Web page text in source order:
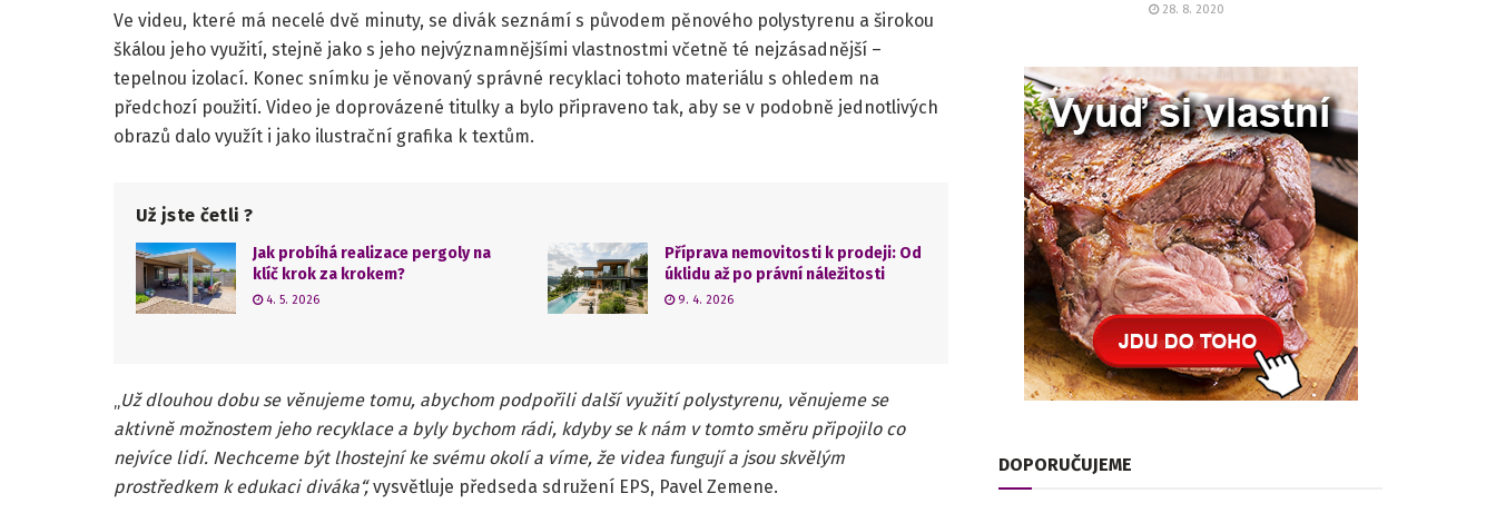
Ve videu, které má necelé dvě minuty, se divák seznámí s původem pěnového polystyrenu a širokou
škálou jeho využití, stejně jako s jeho nejvýznamnějšími vlastnostmi včetně té nejzásadnější –
tepelnou izolací. Konec snímku je věnovaný správné recyklaci tohoto materiálu s ohledem na
předchozí použití. Video je doprovázené titulky a bylo připraveno tak, aby se v podobně jednotlivých
obrazů dalo využít i jako ilustrační grafika k textům.
Už jste četli ?
Jak probíhá realizace pergoly na
klíč krok za krokem?
4. 5. 2026
Příprava nemovitosti k prodeji: Od
úklidu až po právní náležitosti
9. 4. 2026
„Už dlouhou dobu se věnujeme tomu, abychom podpořili další využití polystyrenu, věnujeme se
aktivně možnostem jeho recyklace a byly bychom rádi, kdyby se k nám v tomto směru připojilo co
nejvíce lidí. Nechceme být lhostejní ke svému okolí a víme, že videa fungují a jsou skvělým
prostředkem k edukaci diváka“,vysvětluje předseda sdružení EPS, Pavel Zemene.
28. 8. 2020
DOPORUČUJEME